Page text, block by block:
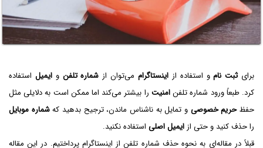
برایثبت نامو استفاده ازاینستاگرام می‌توان از شماره تلفن وایمیل استفاده
کرد. طبعاً ورود شماره تلفنامنیت را بیشتر می‌کند اما ممکن است به دلایلی مثل
حفظحریم خصوصی و تمایل به ناشناس ماندن، ترجیح بدهید کهشماره موبایل
را حذف کنید و حتی از ایمیل اصلی استفاده نکنید.
قبلاً در مقاله‌ای به نحوه حذف شماره تلفن از اینستاگرام پرداختیم. در این مقاله